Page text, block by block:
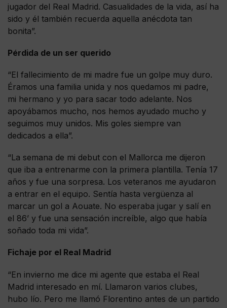
jugador del Real Madrid. Casualidades de la vida, así ha
sido y él también recuerda aquella anécdota tan
bonita”.
Pérdida de un ser querido
“El fallecimiento de mi madre fue un golpe muy duro.
Éramos una familia unida y nos quedamos mi padre,
mi hermano y yo para sacar todo adelante. Nos
apoyábamos mucho, nos hemos ayudado mucho y
seguimos muy unidos. Mis goles siempre van
dedicados a ella”.
“La semana de mi debut con el Mallorca me dijeron
que iba a entrenarme con la primera plantilla. Tenía 17
años y fue una sorpresa. Los veteranos me ayudaron
a entrar en el equipo. Sentía hasta vergüenza al
marcar un gol a Aouate. No esperaba jugar y salí en
el 86’ y fue una sensación increíble, algo que había
soñado toda mi vida”.
Fichaje por el Real Madrid
“En invierno me dice mi agente que estaba el Real
Madrid interesado en mí. Llamaron varios clubes,
hubo lío. Pero me llamó Florentino antes de un partido